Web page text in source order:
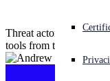
Enfrentando um
Iniciar sessão
Threat actors spent
tools from the target's